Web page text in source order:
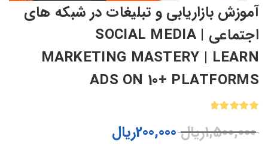
آموزش بازاریابی و تبلیغات در شبکه های
اجتماعی | SOCIAL MEDIA
MARKETING MASTERY | LEARN
ADS ON 10+ PLATFORMS
از 5
در
1,500,000ریال 200,000ریال